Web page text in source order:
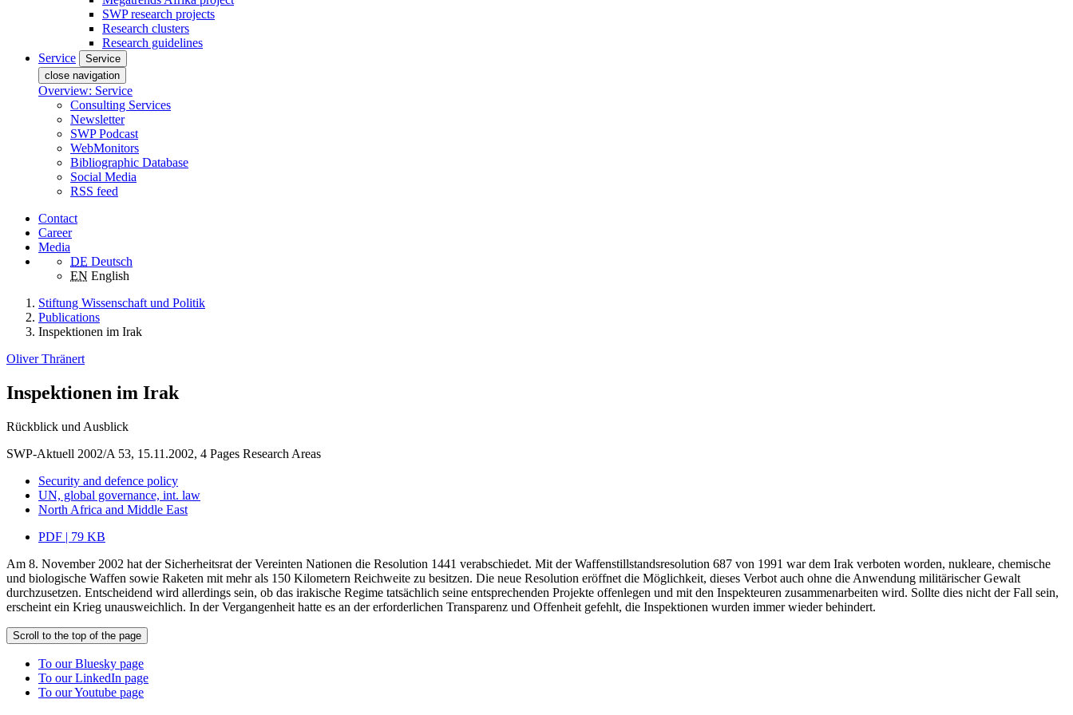
SWP research projects
Research clusters
Research guidelines
Service
Service
close navigation
Overview: Service
Consulting Services
Newsletter
SWP Podcast
WebMonitors
Bibliographic Database
Social Media
RSS feed
Contact
Career
Media
DE Deutsch
EN English
Stiftung Wissenschaft und Politik
Publications
Inspektionen im Irak
Oliver Thränert
Inspektionen im Irak
Rückblick und Ausblick
SWP-Aktuell 2002/A 53, 15.11.2002, 4 Pages Research Areas
Security and defence policy
UN, global governance, int. law
North Africa and Middle East
PDF | 79 KB
Am 8. November 2002 hat der Sicherheitsrat der Vereinten Nationen die Resolution 1441 verabschiedet. Mit der Waffenstillstandsresolution 687 von 1991 war dem Irak verboten worden, nukleare, chemische
und biologische Waffen sowie Raketen mit mehr als 150 Kilometern Reichweite zu besitzen. Die neue Resolution eröffnet die Möglichkeit, dieses Verbot auch ohne die Anwendung militärischer Gewalt
durchzusetzen. Entscheidend wird allerdings sein, ob das irakische Regime tatsächlich seine entsprechenden Projekte offenlegen und mit den Inspekteuren zusammenarbeiten wird. Sollte dies nicht der Fall sein,
erscheint ein Krieg unausweichlich. In der Vergangenheit hatte es an der erforderlichen Transparenz und Offenheit gefehlt, die Inspektionen wurden immer wieder behindert.
Scroll to the top of the page
To our Bluesky page
To our LinkedIn page
To our Youtube page